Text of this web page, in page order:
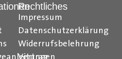
Rechtliches
Impressum
Datenschutzerklärung
Widerrufsbelehrung
Vertrag